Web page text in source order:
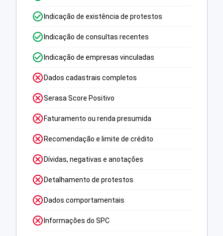
Indicação de existência de protestos
Indicação de consultas recentes
Indicação de empresas vinculadas
Dados cadastrais completos
Serasa Score Positivo
Faturamento ou renda presumida
Recomendação e limite de crédito
Dívidas, negativas e anotações
Detalhamento de protestos
Dados comportamentais
Informações do SPC